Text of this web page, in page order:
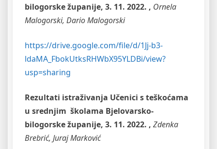
bilogorske županije, 3. 11. 2022. , Ornela
Malogorski, Dario Malogorski
https://drive.google.com/file/d/1Jj-b3-
ldaMA_FbokUtksRHWbX95YLDBi/view?
usp=sharing
Rezultati istraživanja Učenici s teškoćama
u srednjim školama Bjelovarsko-
bilogorske županije, 3. 11. 2022. , Zdenka
Brebrić, Juraj Marković